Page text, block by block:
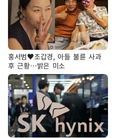
홍서범♥조갑경, 아들 불륜 사과
후 근황…밝은 미소